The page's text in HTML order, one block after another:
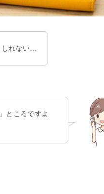
しれない…
ところですよ